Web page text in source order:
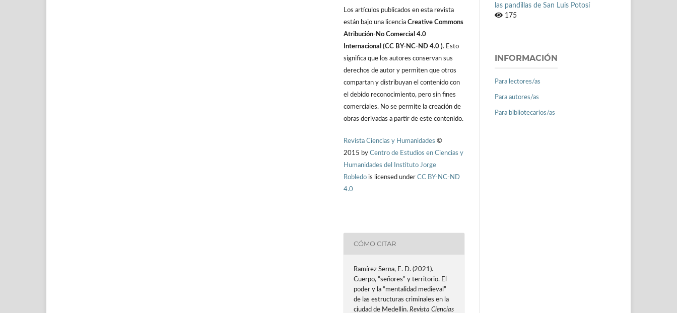
Los artículos publicados en esta revista
están bajo una licencia Creative Commons
Atribución-No Comercial 4.0
Internacional (CC BY-NC-ND 4.0 ). Esto
significa que los autores conservan sus
derechos de autor y permiten que otros
compartan y distribuyan el contenido con
el debido reconocimiento, pero sin fines
comerciales. No se permite la creación de
obras derivadas a partir de este contenido.
Revista Ciencias y Humanidades ©
2015 by Centro de Estudios en Ciencias y
Humanidades del Instituto Jorge
Robledo is licensed under CC BY-NC-ND
4.0
CÓMO CITAR
Ramírez Serna, E. D. (2021).
Cuerpo, “señores” y territorio. El
poder y la “mentalidad medieval”
de las estructuras criminales en la
ciudad de Medellín.Revista Ciencias
las pandillas de San Luis Potosí
175
INFORMACIÓN
Para lectores/as
Para autores/as
Para bibliotecarios/as